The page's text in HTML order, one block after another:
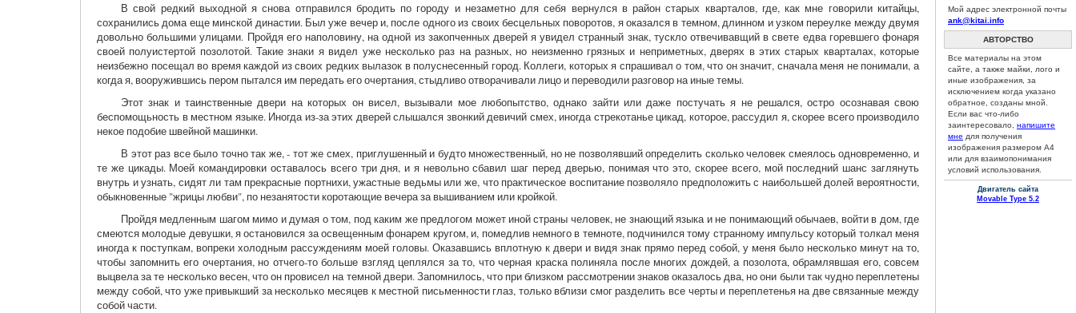
В свой редкий выходной я снова отправился бродить по городу и незаметно для себя вернулся в район старых кварталов, где, как мне говорили китайцы,
сохранились дома еще минской династии. Был уже вечер и, после одного из своих бесцельных поворотов, я оказался в темном, длинном и узком переулке между двумя
довольно большими улицами. Пройдя его наполовину, на одной из закопченных дверей я увидел странный знак, тускло отвечивавщий в свете едва горевшего фонаря
своей полуистертой позолотой. Такие знаки я видел уже несколько раз на разных, но неизменно грязных и неприметных, дверях в этих старых кварталах, которые
неизбежно посещал во время каждой из своих редких вылазок в полуснесенный город. Коллеги, которых я спрашивал о том, что он значит, сначала меня не понимали, а
когда я, вооружившись пером пытался им передать его очертания, стыдливо отворачивали лицо и переводили разговор на иные темы.
Этот знак и таинственные двери на которых он висел, вызывали мое любопытство, однако зайти или даже постучать я не решался, остро осознавая свою
беспомощьность в местном языке. Иногда из-за этих дверей слышался звонкий девичий смех, иногда стрекотанье цикад, которое, рассудил я, скорее всего производило
некое подобие швейной машинки.
В этот раз все было точно так же, - тот же смех, приглушенный и будто множественный, но не позволявший определить сколько человек смеялось одновременно, и
те же цикады. Моей командировки оставалось всего три дня, и я невольно сбавил шаг перед дверью, понимая что это, скорее всего, мой последний шанс заглянуть
внутрь и узнать, сидят ли там прекрасные портнихи, ужастные ведьмы или же, что практическое воспитание позволяло предположить с наибольшей долей вероятности,
обыкновенные "жрицы любви", по незанятости коротающие вечера за вышиванием или кройкой.
Пройдя медленным шагом мимо и думая о том, под каким же предлогом может иной страны человек, не знающий языка и не понимающий обычаев, войти в дом, где
смеются молодые девушки, я остановился за освещенным фонарем кругом, и, помедлив немного в темноте, подчинился тому странному импульсу который толкал меня
иногда к поступкам, вопреки холодным рассуждениям моей головы. Оказавшись вплотную к двери и видя знак прямо перед собой, у меня было несколько минут на то,
чтобы запомнить его очертания, но отчего-то больше взгляд цеплялся за то, что черная краска полиняла после многих дождей, а позолота, обрамлявшая его, совсем
выцвела за те несколько весен, что он провисел на темной двери. Запомнилось, что при близком рассмотрении знаков оказалось два, но они были так чудно переплетены
между собой, что уже привыкший за несколько месяцев к местной письменности глаз, только вблизи смог разделить все черты и переплетенья на две связанные между
собой части.
Мой адрес электронной почты
ank@kitai.info
АВТОРСТВО
Все материалы на этом
сайте, а также майки, лого и
иные изображения, за
исключением когда указано
обратное, созданы мной.
Если вас что-либо
заинтересовало, напишите
мне для получения
изображения размером А4
или для взаимопонимания
условий использования.
Двигатель сайта
Movable Type 5.2